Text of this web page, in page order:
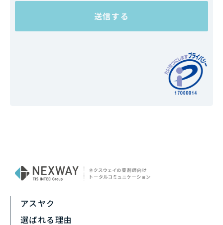
アスヤク
選ばれる理由